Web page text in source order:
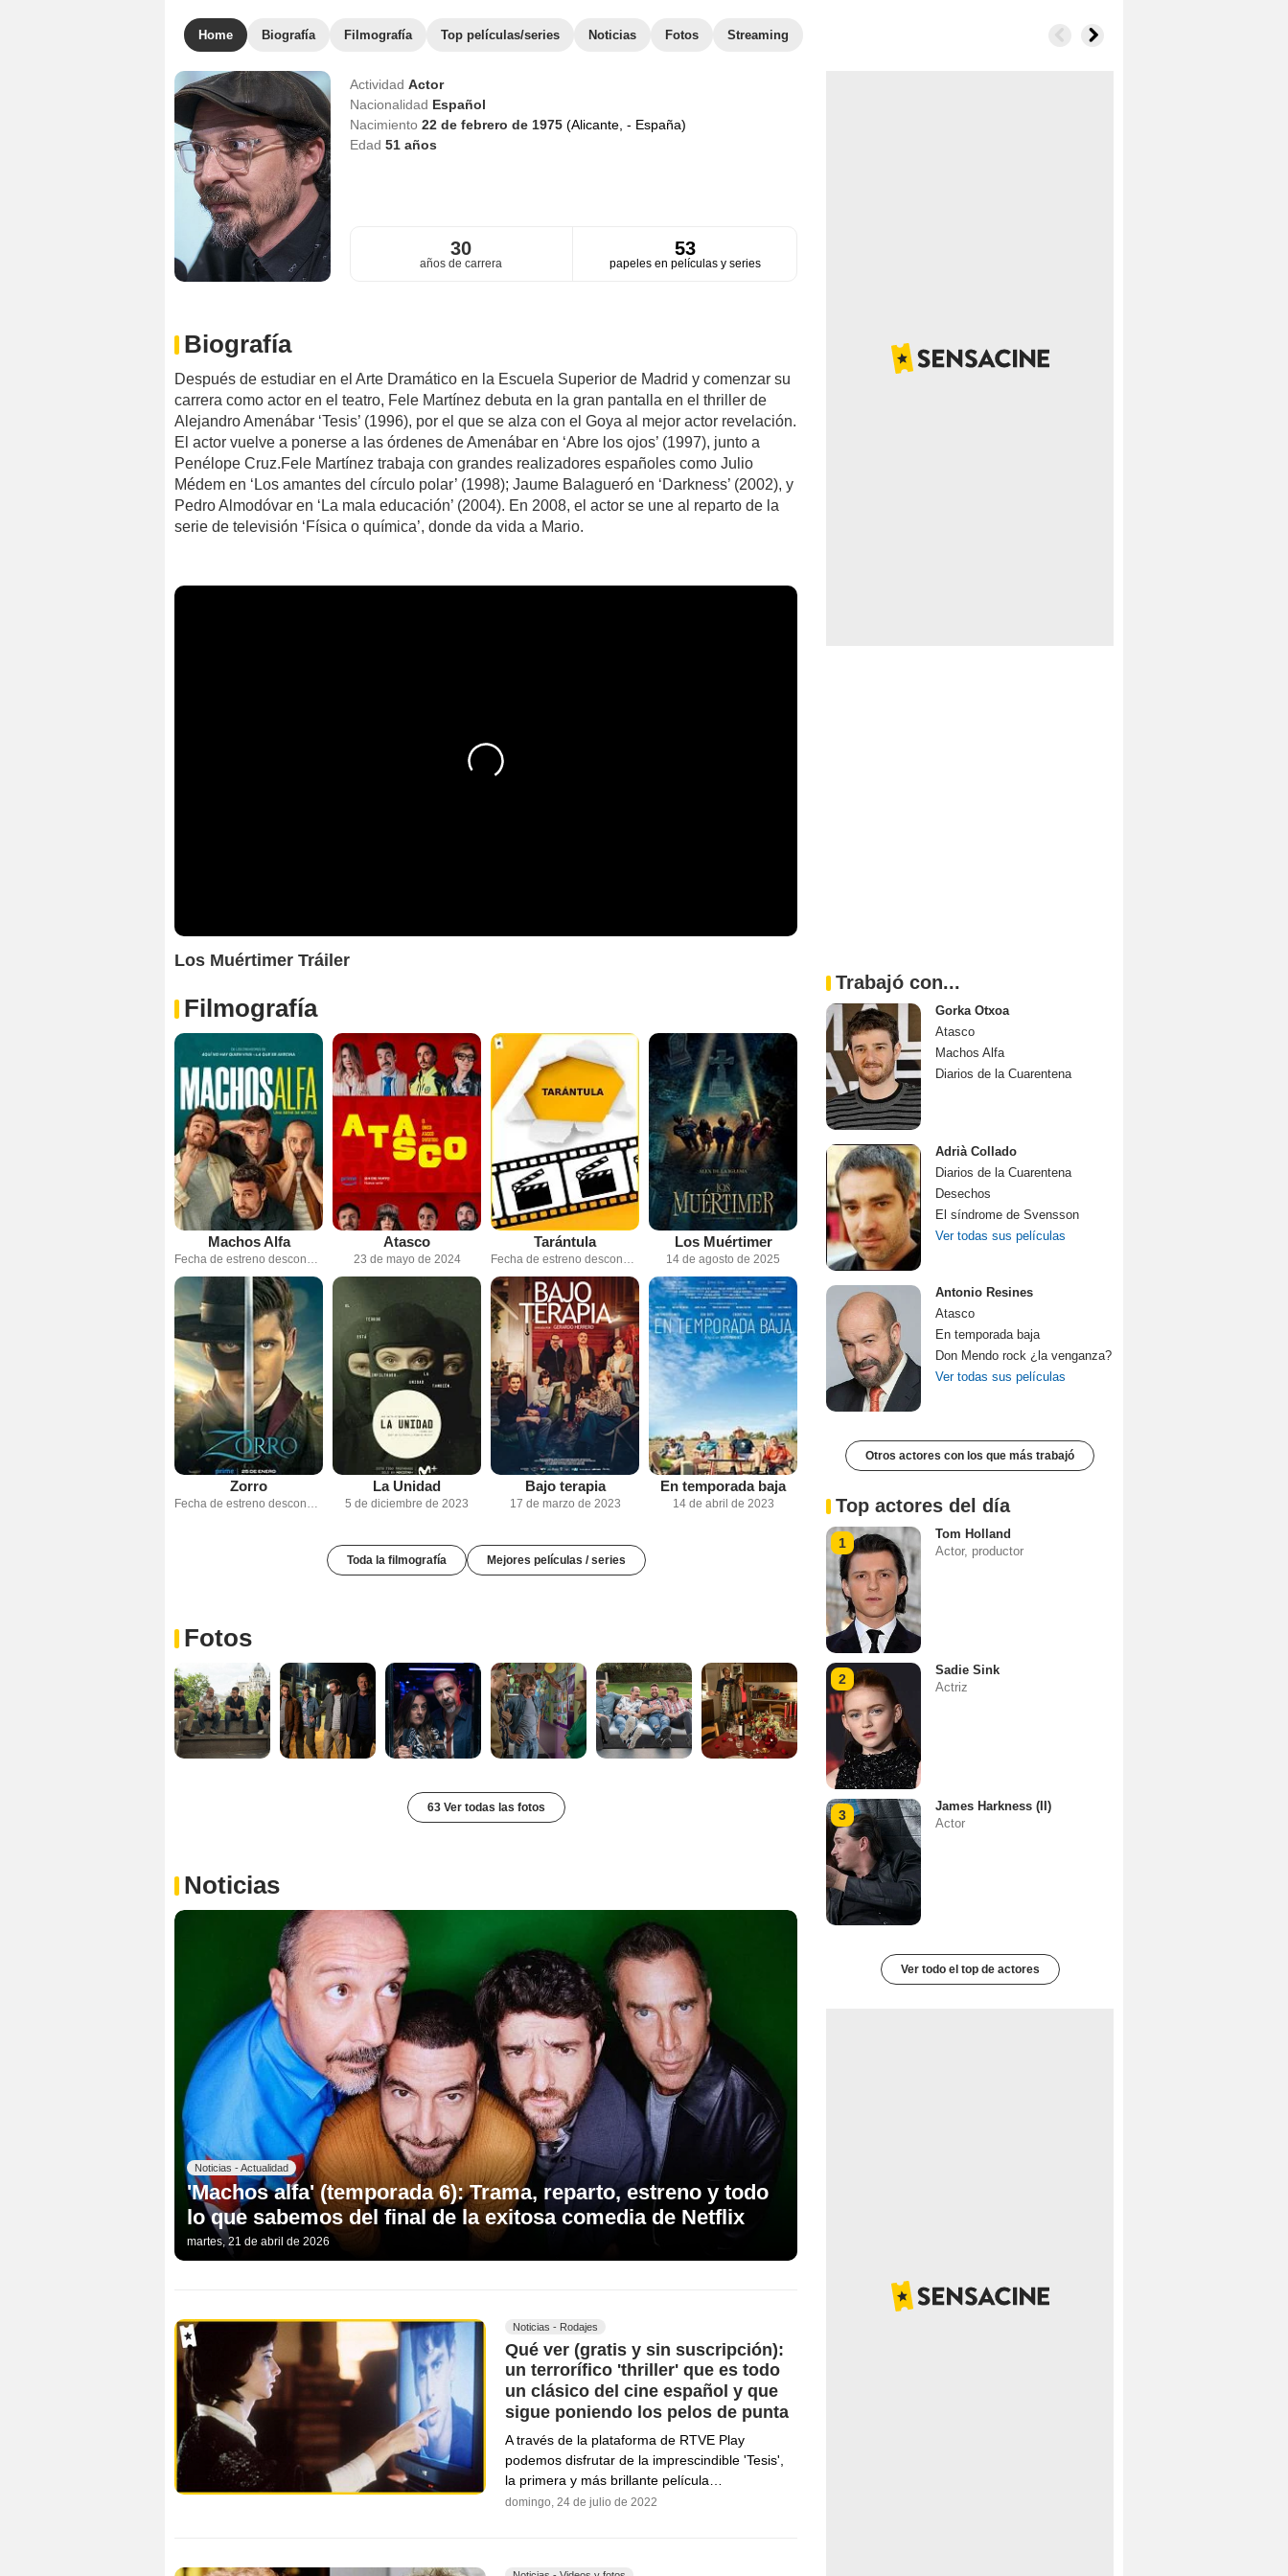
Home Biografía Filmografía Top películas/series Noticias Fotos Streaming
Actividad Actor
Nacionalidad Español
Nacimiento 22 de febrero de 1975 (Alicante, - España)
Edad 51años
30
años de carrera
53
papeles en películas y series
Biografía
Después de estudiar en el Arte Dramático en la Escuela Superior de Madrid y comenzar su
carrera como actor en el teatro, Fele Martínez debuta en la gran pantalla en el thriller de
Alejandro Amenábar ‘Tesis’ (1996), por el que se alza con el Goya al mejor actor revelación.
El actor vuelve a ponerse a las órdenes de Amenábar en ‘Abre los ojos’ (1997), junto a
Penélope Cruz.Fele Martínez trabaja con grandes realizadores españoles como Julio
Médem en ‘Los amantes del círculo polar’ (1998); Jaume Balagueró en ‘Darkness’ (2002), y
Pedro Almodóvar en ‘La mala educación’ (2004). En 2008, el actor se une al reparto de la
serie de televisión ‘Física o química’, donde da vida a Mario.
Los Muértimer Tráiler
Filmografía
Machos Alfa
Fecha de estreno desconocida
Atasco
23 de mayo de 2024
Tarántula
Fecha de estreno desconocida
Los Muértimer
14 de agosto de 2025
Zorro
Fecha de estreno desconocida
La Unidad
5 de diciembre de 2023
Bajo terapia
17 de marzo de 2023
En temporada baja
14 de abril de 2023
Toda la filmografía Mejores películas / series
Fotos
63 Ver todas las fotos
Noticias
Noticias - Actualidad
'Machos alfa' (temporada 6): Trama, reparto, estreno y todo
lo que sabemos del final de la exitosa comedia de Netflix
martes, 21 de abril de 2026
Noticias - Rodajes
Qué ver (gratis y sin suscripción):
un terrorífico 'thriller' que es todo
un clásico del cine español y que
sigue poniendo los pelos de punta
A través de la plataforma de RTVE Play
podemos disfrutar de la imprescindible 'Tesis',
la primera y más brillante película…
domingo, 24 de julio de 2022
Trabajó con...
Gorka Otxoa
Atasco
Machos Alfa
Diarios de la Cuarentena
Adrià Collado
Diarios de la Cuarentena
Desechos
El síndrome de Svensson
Ver todas sus películas
Antonio Resines
Atasco
En temporada baja
Don Mendo rock ¿la venganza?
Ver todas sus películas
Otros actores con los que más trabajó
Top actores del día
1
Tom Holland
Actor, productor
2
Sadie Sink
Actriz
3
James Harkness (II)
Actor
Ver todo el top de actores